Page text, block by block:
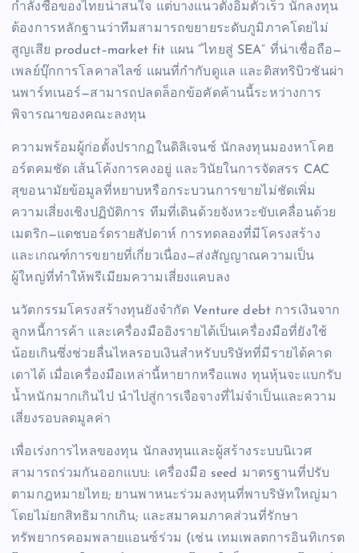
กำลังซื้อของไทยน่าสนใจ แต่บางแนวตั้งอิ่มตัวเร็ว นักลงทุน
ต้องการหลักฐานว่าทีมสามารถขยายระดับภูมิภาคโดยไม่
สูญเสีย product–market fit แผน “ไทยสู่ SEA” ที่น่าเชื่อถือ—
เพลย์บุ๊กการโลคาลไลซ์ แผนที่กำกับดูแล และดิสทริบิวชันผ่า
นพาร์ทเนอร์—สามารถปลดล็อกข้อคัดค้านนี้ระหว่างการ
พิจารณาของคณะลงทุน
ความพร้อมผู้ก่อตั้งปรากฏในดิลิเจนซ์ นักลงทุนมองหาโคฮ
อร์ตคมชัด เส้นโค้งการคงอยู่ และวินัยในการจัดสรร CAC
สุขอนามัยข้อมูลที่หยาบหรือกระบวนการขายไม่ชัดเพิ่ม
ความเสี่ยงเชิงปฏิบัติการ ทีมที่เดินด้วยจังหวะขับเคลื่อนด้วย
เมตริก—แดชบอร์ดรายสัปดาห์ การทดลองที่มีโครงสร้าง
และเกณฑ์การขยายที่เกี่ยวเนื่อง—ส่งสัญญาณความเป็น
ผู้ใหญ่ที่ทำให้พรีเมียมความเสี่ยงแคบลง
นวัตกรรมโครงสร้างทุนยังจำกัด Venture debt การเงินจาก
ลูกหนี้การค้า และเครื่องมืออิงรายได้เป็นเครื่องมือที่ยังใช้
น้อยเกินซึ่งช่วยลื่นไหลรอบเงินสำหรับบริษัทที่มีรายได้คาด
เดาได้ เมื่อเครื่องมือเหล่านี้หายากหรือแพง ทุนหุ้นจะแบกรับ
น้ำหนักมากเกินไป นำไปสู่การเจือจางที่ไม่จำเป็นและความ
เสี่ยงรอบลดมูลค่า
เพื่อเร่งการไหลของทุน นักลงทุนและผู้สร้างระบบนิเวศ
สามารถร่วมกันออกแบบ: เครื่องมือ seed มาตรฐานที่ปรับ
ตามกฎหมายไทย; ยานพาหนะร่วมลงทุนที่พาบริษัทใหญ่มา
โดยไม่ยกสิทธิมากเกิน; และสมาคมภาคส่วนที่รักษา
ทรัพยากรคอมพลายแอนซ์ร่วม (เช่น เทมเพลตการอินทิเกรต